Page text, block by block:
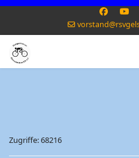
Zugriffe: 68216